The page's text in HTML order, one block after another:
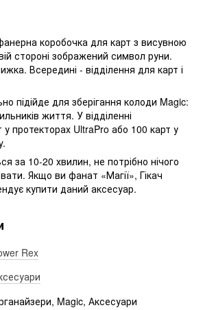
коробочка для карт з висувною
стороні зображений символ руни.
Всередині - відділення для карт і
підійде для зберігання колоди Magic:
життя. У відділенні
у протекторах UltraPro або 100 карт у
за 10-20 хвилин, не потрібно нічого
Якщо ви фанат «Магії», Гікач
купити даний аксесуар.
Rex
Magic, Аксесуари